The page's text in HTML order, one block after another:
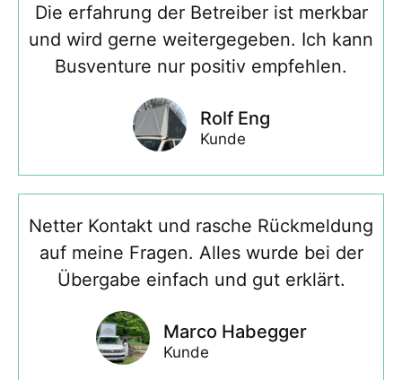
Die erfahrung der Betreiber ist merkbar
und wird gerne weitergegeben. Ich kann
Busventure nur positiv empfehlen.
Rolf Eng
Kunde
Netter Kontakt und rasche Rückmeldung
auf meine Fragen. Alles wurde bei der
Übergabe einfach und gut erklärt.
Marco Habegger
Kunde